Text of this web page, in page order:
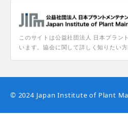
このサイトは公益社団法人 日本プラン
います。協会に関して詳しく知りたい方
© 2024 Japan Institute of Plant